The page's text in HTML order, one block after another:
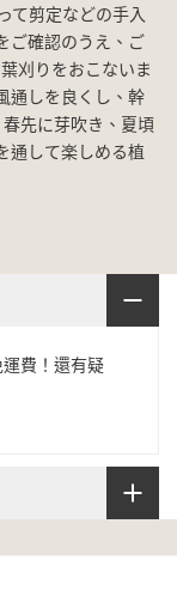
て剪定などの手入
ご確認のうえ、ご
刈りをおこないま
通しを良くし、幹
先に芽吹き、夏頃
通して楽しめる植
費！還有疑